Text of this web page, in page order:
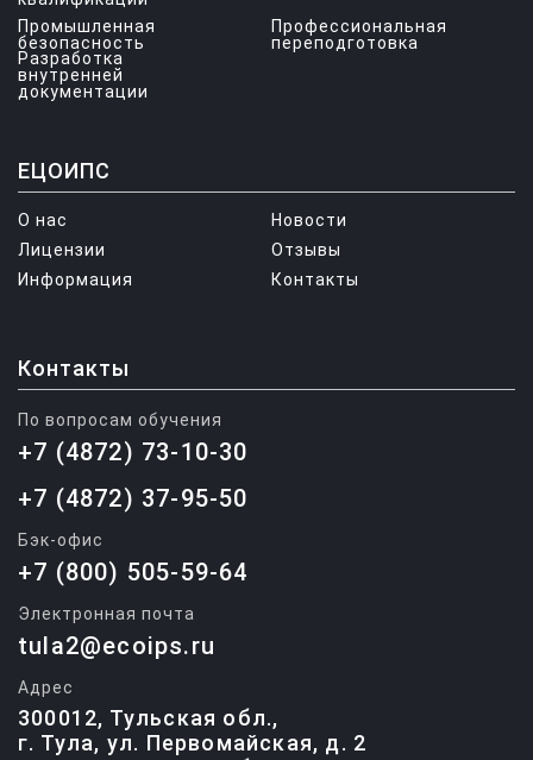
Промышленная
безопасность
Профессиональная
переподготовка
Разработка
внутренней
документации
ЕЦОИПС
О нас
Новости
Лицензии
Отзывы
Информация
Контакты
Контакты
По вопросам обучения
+7 (4872) 73-10-30
+7 (4872) 37-95-50
Бэк-офис
+7 (800) 505-59-64
Электронная почта
tula2@ecoips.ru
Адрес
300012, Тульская обл.,
г. Тула, ул. Первомайская, д. 2